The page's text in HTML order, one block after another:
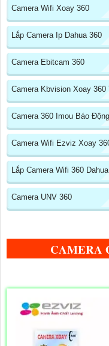
Camera Wifi Xoay 360
Lắp Camera Ip Dahua 360
Camera Ebitcam 360
Camera Kbvision Xoay 360
Camera 360 Imou Báo Động
Camera Wifi Ezviz Xoay
Lắp Camera Wifi 360
Camera UNV 360
CAMERA